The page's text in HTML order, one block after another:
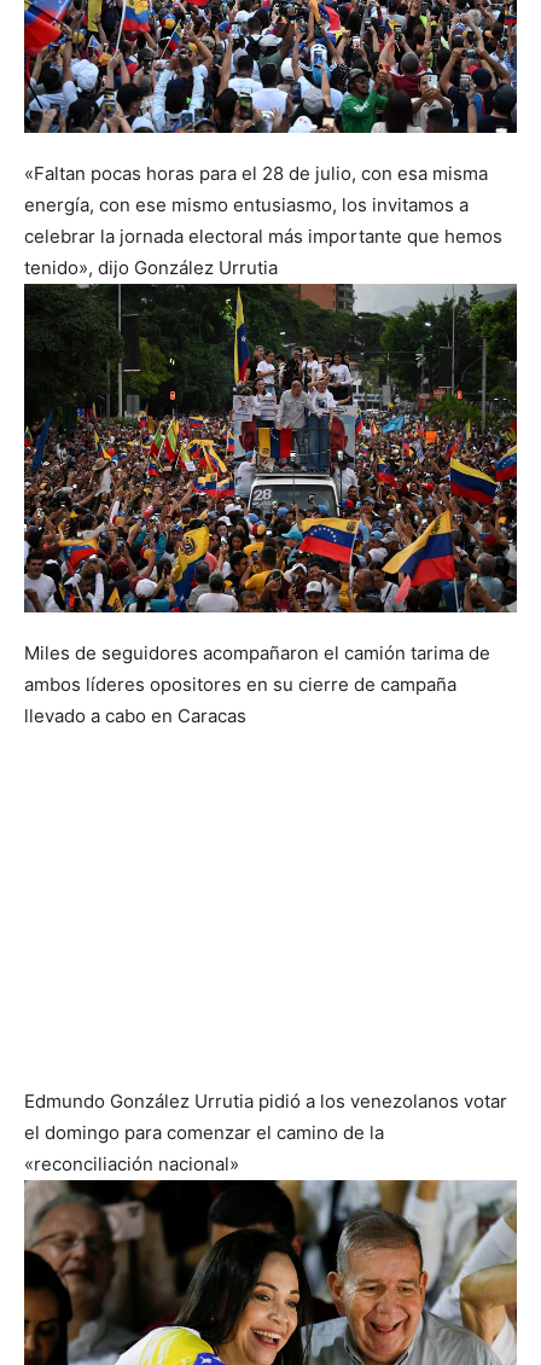
«Faltan pocas horas para el 28 de julio, con esa misma
energía, con ese mismo entusiasmo, los invitamos a
celebrar la jornada electoral más importante que hemos
tenido», dijo González Urrutia
Miles de seguidores acompañaron el camión tarima de
ambos líderes opositores en su cierre de campaña
llevado a cabo en Caracas
Edmundo González Urrutia pidió a los venezolanos votar
el domingo para comenzar el camino de la
«reconciliación nacional»